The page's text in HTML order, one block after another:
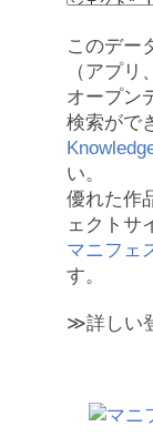
このデー
（アプリ
オープン
検索がで
い。
優れた作
ェクトサ
マニフェ
す。
≫詳しい